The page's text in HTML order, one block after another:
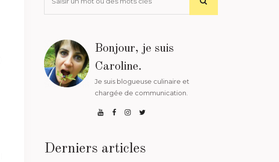
Bonjour, je suis
Caroline.
Je suis blogueuse culinaire et
chargée de communication.
Derniers articles